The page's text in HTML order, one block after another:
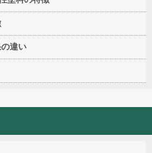
違い